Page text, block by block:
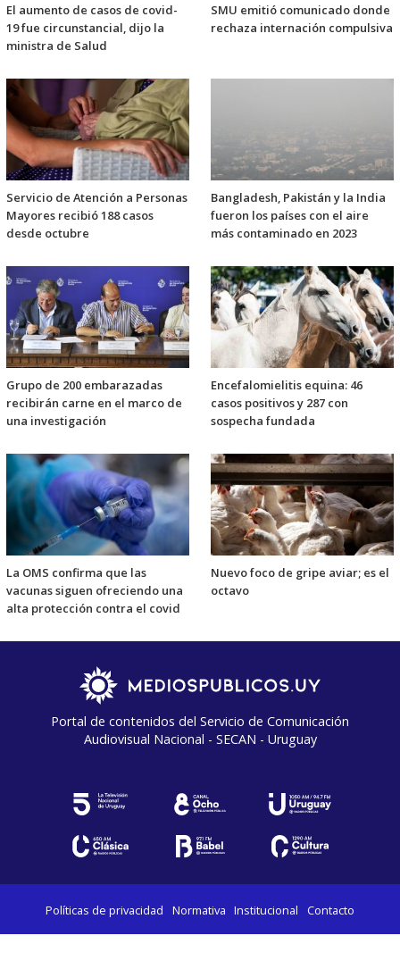
El aumento de casos de covid-
19 fue circunstancial, dijo la
ministra de Salud
SMU emitió comunicado donde
rechaza internación compulsiva
Servicio de Atención a Personas
Mayores recibió 188 casos
desde octubre
Bangladesh, Pakistán y la India
fueron los países con el aire
más contaminado en 2023
Grupo de 200 embarazadas
recibirán carne en el marco de
una investigación
Encefalomielitis equina: 46
casos positivos y 287 con
sospecha fundada
La OMS confirma que las
vacunas siguen ofreciendo una
alta protección contra el covid
Nuevo foco de gripe aviar; es el
octavo
Portal de contenidos del Servicio de Comunicación
Audiovisual Nacional - SECAN - Uruguay
Políticas de privacidad Normativa Institucional Contacto